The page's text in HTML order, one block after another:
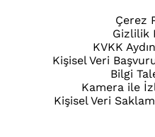
Çerez
Gizlilik
KVKK
Kişisel Veri
Bilgi
Kamera ile
Kişisel Veri